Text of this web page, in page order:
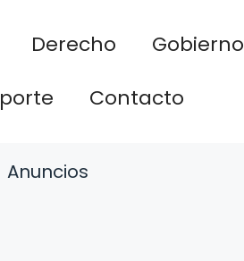
Derecho Gobierno
Contacto
Anuncios